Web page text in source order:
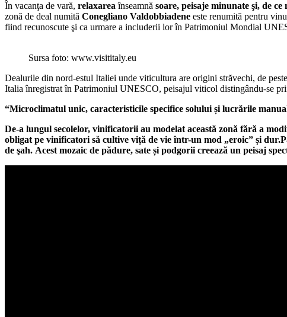
În vacanţa de vară, relaxareaînseamnă soare, peisaje minunate şi, de
zonă de deal numită Conegliano Valdobbiadene este renumită pentru
fiind recunoscute şi ca urmare a includerii lor în Patrimoniul Mondial
Sursa foto: www.visititaly.eu
Dealurile din nord-estul Italiei unde viticultura are origini străvechi, de
Italia înregistrat în Patrimoniul UNESCO, peisajul viticol distingându-se
“Microclimatul unic, caracteristicile specifice solului și lucrările
De-a lungul secolelor, vinificatorii au modelat această zonă fără a
obligat pe vinificatori să cultive viță de vie într-un mod „eroic” și
de şah. Acest mozaic de pădure, sate și podgorii creează un peisaj